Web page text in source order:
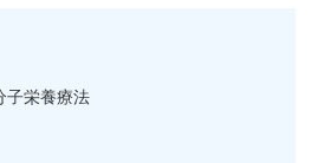
子栄養療法